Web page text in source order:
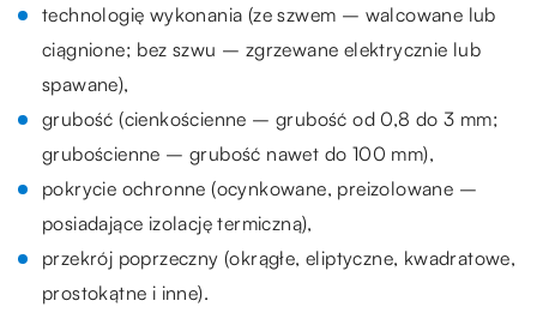
technologię wykonania (ze szwem – walcowane lub
ciągnione; bez szwu – zgrzewane elektrycznie lub
spawane),
grubość (cienkościenne – grubość od 0,8 do 3 mm;
grubościenne – grubość nawet do 100 mm),
pokrycie ochronne (ocynkowane, preizolowane –
posiadające izolację termiczną),
przekrój poprzeczny (okrągłe, eliptyczne, kwadratowe,
prostokątne i inne).